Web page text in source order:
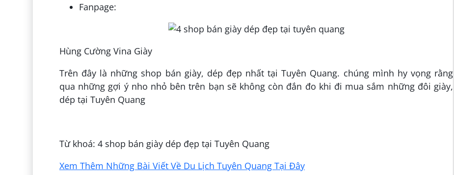
Fanpage:
Hùng Cường Vina Giày
Trên đây là những shop bán giày, dép đẹp nhất tại Tuyên Quang. chúng mình hy vọng rằng
qua những gợi ý nho nhỏ bên trên bạn sẽ không còn đắn đo khi đi mua sắm những đôi giày,
dép tại Tuyên Quang
Từ khoá: 4 shop bán giày dép đẹp tại Tuyên Quang
Xem Thêm Những Bài Viết Về Du Lịch Tuyên Quang Tại Đây